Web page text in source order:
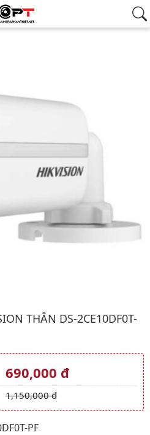
Camera HD TVI HIKVISION Thân
THÂN DS-2CE10DF0T-
mãi
690,000 đ
1,150,000 đ
PF